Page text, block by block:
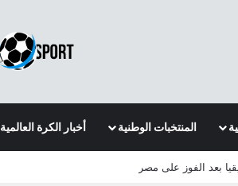
المنتخبات الوطنية أخبار الكرة العالمية
بعد الفوز على مصر